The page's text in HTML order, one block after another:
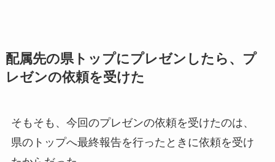
配属先の県トップにプレゼンしたら、プ
レゼンの依頼を受けた
そもそも、今回のプレゼンの依頼を受けたのは、
県のトップへ最終報告を行ったときに依頼を受け